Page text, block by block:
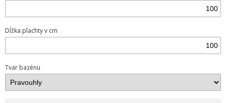
Dĺžka plachty v cm
Tvar bazénu